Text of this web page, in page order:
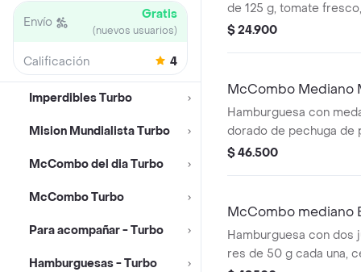
Envío Gratis
(nuevos usuarios)
Calificación 4
Imperdibles Turbo
Mision Mundialista Turbo
McCombo del dia Turbo
McCombo Turbo
Para acompañar - Turbo
Hamburguesas - Turbo
de 125 g, tomate
de tomate, en pan suave
$ 24.900
McCombo Mediano
McNuggets
Hamburguesa con
dorado de pechuga de
cremosa y lechuga
elección y 4 piezas de
dorado de pechuga de
colorantes ni
$ 46.500
McCombo mediano
Oreo
Hamburguesa con dos
res de 50 g cada una,